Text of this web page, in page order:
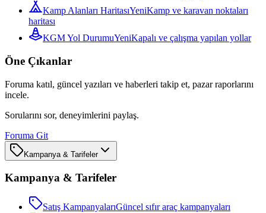
Kamp Alanları HaritasıYeniKamp ve karavan noktaları
haritası
KGM Yol DurumuYeniKapalı ve çalışma yapılan yollar
Öne Çıkanlar
Foruma katıl, güncel yazıları ve haberleri takip et, pazar raporlarını
incele.
Sorularını sor, deneyimlerini paylaş.
Foruma Git
Kampanya & Tarifeler
Kampanya & Tarifeler
Satış KampanyalarıGüncel sıfır araç kampanyaları